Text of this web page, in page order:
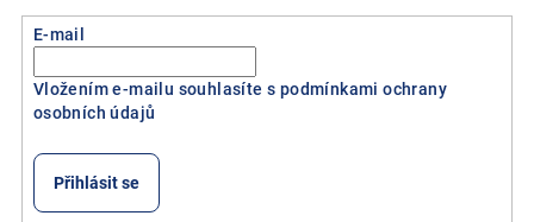
E-mail
Vložením e-mailu souhlasíte s podmínkami ochrany
osobních údajů
Přihlásit se